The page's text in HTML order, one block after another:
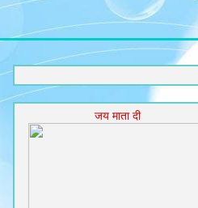
जय माता दी